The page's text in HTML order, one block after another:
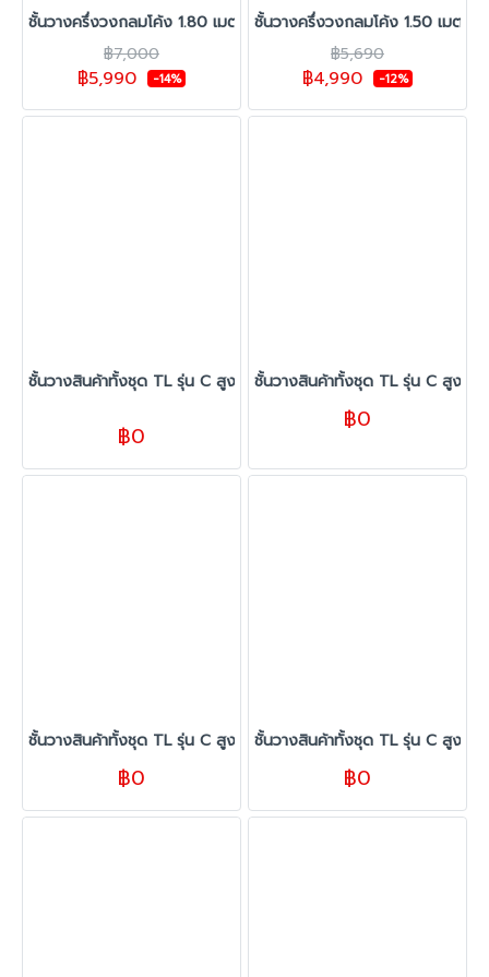
ชั้นวางครึ่งวงกลมโค้ง 1.80 เมตร สีขาว
฿7,000
฿5,990 -14%
ชั้นวางครึ่งวงกลมโค้ง 1.50 เมตร
฿5,690
฿4,990 -12%
ชั้นวางสินค้าทั้งชุด TL รุ่น C สูง 180 cm. ยาว 440 cm. สีขาว
฿0
ชั้นวางสินค้าทั้งชุด TL รุ่น C สูง
฿0
ชั้นวางสินค้าทั้งชุด TL รุ่น C สูง 180 cm. ยาว 260 cm. สีขาว
฿0
ชั้นวางสินค้าทั้งชุด TL รุ่น C สูง
฿0